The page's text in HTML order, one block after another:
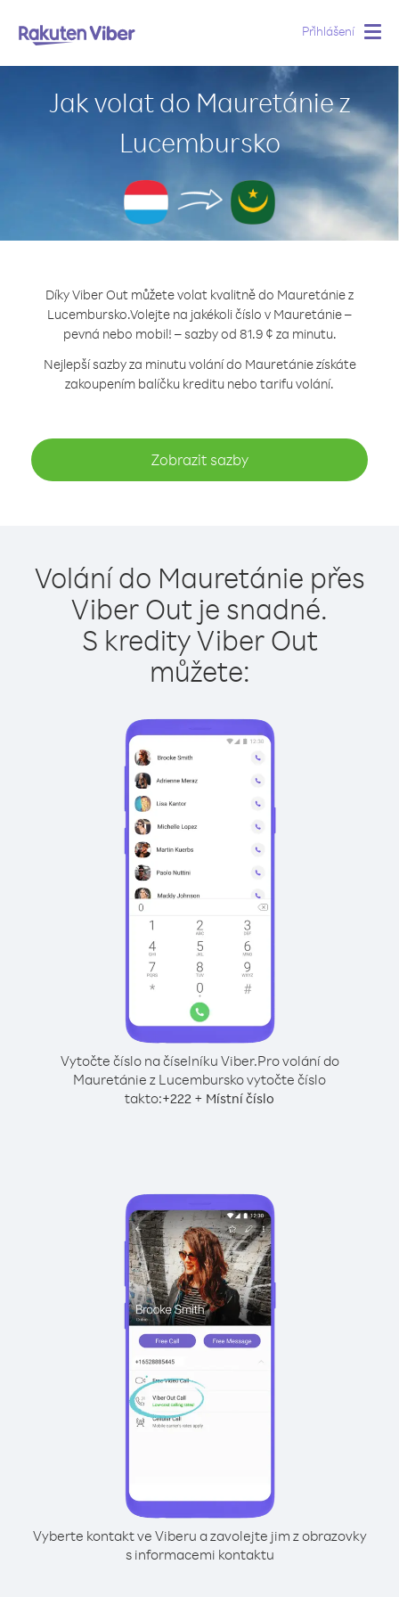
Přihlášení
Jak volat do Mauretánie z
Lucembursko
Díky Viber Out můžete volat kvalitně do Mauretánie z
Lucembursko.Volejte na jakékoli číslo v Mauretánie –
pevná nebo mobil! – sazby od 81.9 ¢ za minutu.
Nejlepší sazby za minutu volání do Mauretánie získáte
zakoupením balíčku kreditu nebo tarifu volání.
Zobrazit sazby
Volání do Mauretánie přes
Viber Out je snadné.
S kredity Viber Out
můžete:
Vytočte číslo na číselníku Viber.Pro volání do
Mauretánie z Lucembursko vytočte číslo
takto:+222 + Místní číslo
Vyberte kontakt ve Viberu a zavolejte jim z obrazovky
s informacemi kontaktu